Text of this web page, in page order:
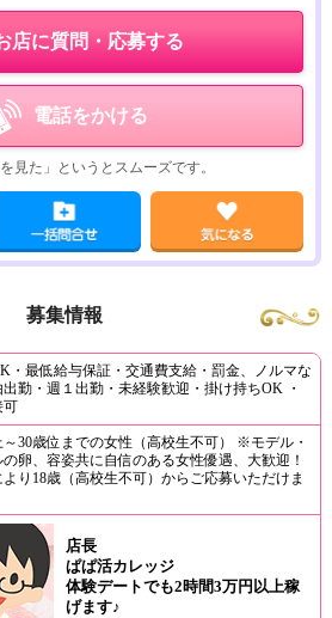
店に質問・応募する
電話をかける
見た」というとスムーズです。
募集情報
・最低給与保証・交通費支給・罰金、ノルマな
出勤・週１出勤・未経験歓迎・掛け持ちOK ・
可
～30歳位までの女性（高校生不可） ※モデル・
の卵、容姿共に自信のある女性優遇、大歓迎！
り18歳（高校生不可）からご応募いただけま
店長
ぱぱ活カレッジ
体験デートでも2時間3万円以上稼
げます♪